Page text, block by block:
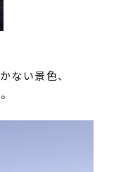
ない景色、